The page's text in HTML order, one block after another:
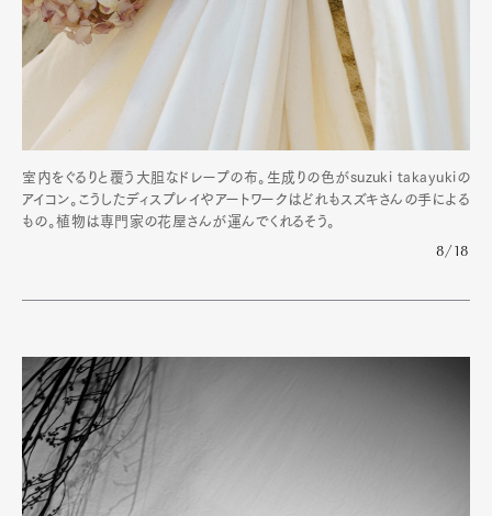
室内をぐるりと覆う大胆なドレープの布。生成りの色がsuzuki takayukiの
アイコン。こうしたディスプレイやアートワークはどれもスズキさんの手による
もの。植物は専門家の花屋さんが運んでくれるそう。
8/18